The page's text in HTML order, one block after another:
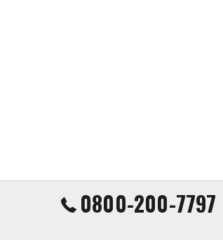
0800-200-7797